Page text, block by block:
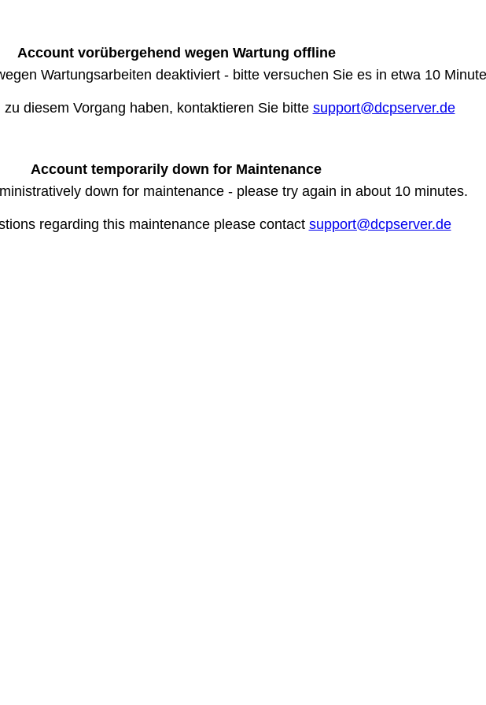
Account vorübergehend wegen Wartung offline
Wartungsarbeiten deaktiviert - bitte versuchen Sie es in etwa 10
diesem Vorgang haben, kontaktieren Sie bitte support@dcpserver.de
Account temporarily down for Maintenance
down for maintenance - please try again in about 10 minutes.
regarding this maintenance please contact support@dcpserver.de